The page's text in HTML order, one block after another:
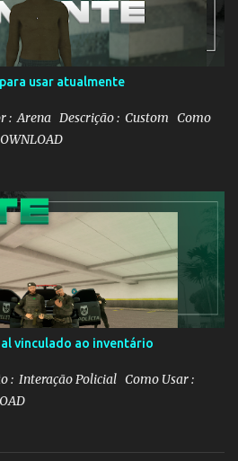
usar atualmente
: Arena Descrição : Custom Como
vinculado ao inventário
: Interação Policial Como Usar :